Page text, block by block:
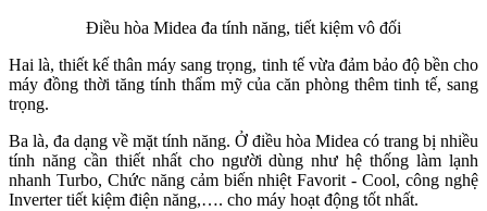
Điều hòa Midea đa tính năng, tiết kiệm vô đối
Hai là, thiết kế thân máy sang trọng, tinh tế vừa đảm bảo độ bền cho
máy đồng thời tăng tính thẩm mỹ của căn phòng thêm tinh tế, sang
trọng.
Ba là, đa dạng về mặt tính năng. Ở điều hòa Midea có trang bị nhiều
tính năng cần thiết nhất cho người dùng như hệ thống làm lạnh
nhanh Turbo, Chức năng cảm biến nhiệt Favorit - Cool, công nghệ
Inverter tiết kiệm điện năng,…. cho máy hoạt động tốt nhất.